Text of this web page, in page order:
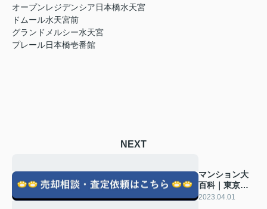
オープンレジデンシア日本橋水天宮
ドムール水天宮前
グランドメルシー水天宮
プレール日本橋壱番館
NEXT
マンション大
百科｜東京都
中央区｜明石
2023.04.01